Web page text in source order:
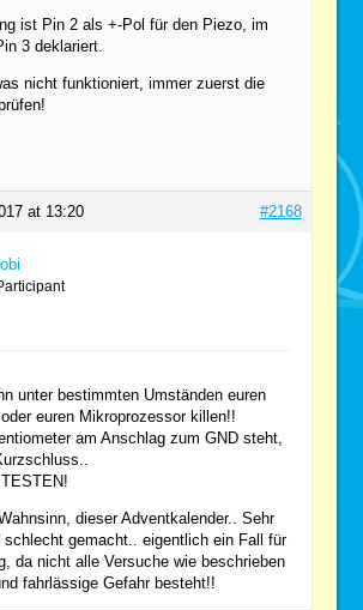
ist Pin 2 als +-Pol für den Piezo, im
3 deklariert.
nicht funktioniert, immer zuerst die
at 13:20 #2168
unter bestimmten Umständen euren
euren Mikroprozessor killen!!
am Anschlag zum GND steht,
dieser Adventkalender.. Sehr
schlecht gemacht.. eigentlich ein Fall für
da nicht alle Versuche wie beschrieben
fahrlässige Gefahr besteht!!